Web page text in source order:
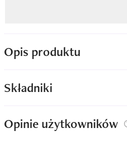
Opis produktu
Składniki
Opinie użytkowników